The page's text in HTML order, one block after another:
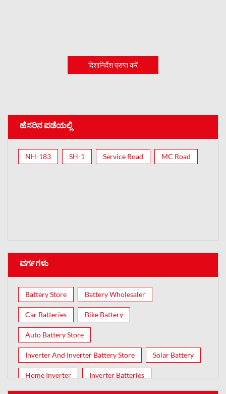
दिशानिर्देश प्राप्त करें
ಹೆಸರಿನ ಪಡೆಯಲ್ಲಿ
NH-183 SH-1 Service Road MC Road
ವರ್ಗಗಳು
Battery Store Battery Wholesaler
Car Batteries Bike Battery
Auto Battery Store
Inverter And Inverter Battery Store Solar Battery
Home Inverter Inverter Batteries